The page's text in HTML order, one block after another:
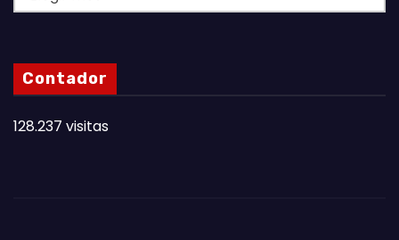
A
N
O
A
Contador
128.237 visitas